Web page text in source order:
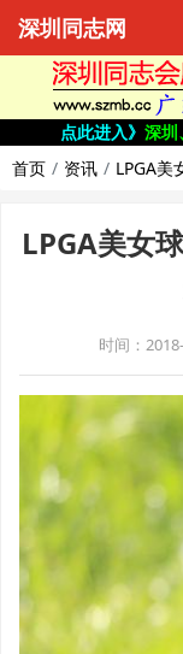
深圳同志网
点此进入》 深圳
首页
资讯 LPGA美
LPGA美女
时间：